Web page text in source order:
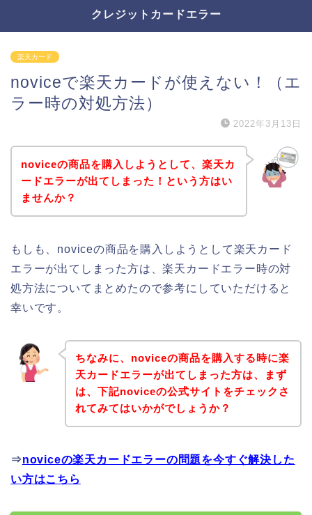
クレジットカードエラー
楽天カード
noviceで楽天カードが使えない！（エ
ラー時の対処方法）
2022年3月13日
noviceの商品を購入しようとして、楽天カ
ードエラーが出てしまった！という方はい
ませんか？
もしも、noviceの商品を購入しようとして楽天カード
エラーが出てしまった方は、楽天カードエラー時の対
処方法についてまとめたので参考にしていただけると
幸いです。
ちなみに、noviceの商品を購入する時に楽
天カードエラーが出てしまった方は、まず
は、下記noviceの公式サイトをチェックさ
れてみてはいかがでしょうか？
⇒noviceの楽天カードエラーの問題を今すぐ解決した
い方はこちら